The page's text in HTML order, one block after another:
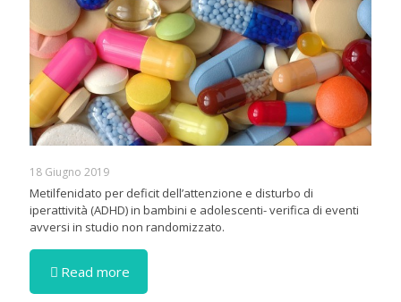
18 Giugno 2019
Metilfenidato per deficit dell’attenzione e disturbo di
iperattività (ADHD) in bambini e adolescenti- verifica di eventi
avversi in studio non randomizzato.
Read more